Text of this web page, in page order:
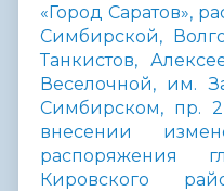
«Город Саратов»,
Симбирской,
Танкистов,
Веселочной, им.
Симбирском, пр.
внесении
распоряжения
Кировского